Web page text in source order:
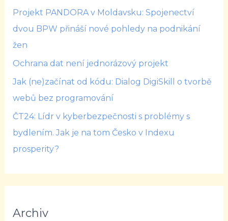
Projekt PANDORA v Moldavsku: Spojenectví
dvou BPW přináší nové pohledy na podnikání
žen
Ochrana dat není jednorázový projekt
Jak (ne)začínat od kódu: Dialog DigiSkill o tvorbě
webů bez programování
ČT24: Lídr v kyberbezpečnosti s problémy s
bydlením. Jak je na tom Česko v Indexu
prosperity?
Archiv